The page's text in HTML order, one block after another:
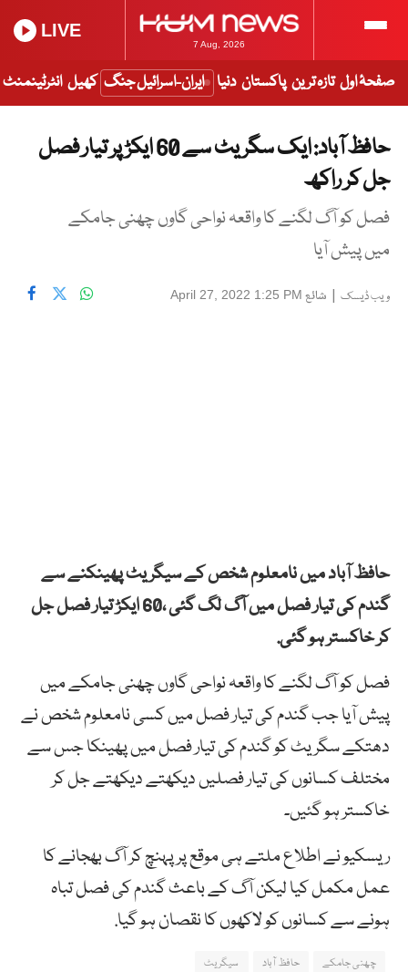
7 Aug, 2026
LIVE
صفحۂ اول تازہ ترین پاکستان دنیا ایران-اسرائیل جنگ کھیل انٹرٹینمنٹ
حافظ آباد: ایک سگریٹ سے 60 ایکڑ پر تیار فصل
جل کر راکھ
فصل کو آگ لگنے کا واقعہ نواحی گاوں چھنی جامکے
میں پیش آیا
ویب ڈیسک | شائع April 27, 2022 1:25 PM
حافظ آباد میں نامعلوم شخص کے سیگریٹ پھینکنے سے
گندم کی تیار فصل میں آگ لگ گئی ،60 ایکڑ تیار فصل جل
کر خاکستر ہو گئی.
فصل کو آگ لگنے کا واقعہ نواحی گاوں چھنی جامکے میں
پیش آیا جب گندم کی تیار فصل میں کسی نامعلوم شخص نے
دھتکے سگریٹ کو گندم کی تیار فصل میں پھینکا جس سے
مختلف کسانوں کی تیار فصلیں دیکھتے دیکھتے جل کر
خاکستر ہو گئیں۔
ریسکیو نے اطلاع ملتے ہی موقع پر پہنچ کر آگ بھجانے کا
عمل مکمل کیا لیکن آگ کے باعث گندم کی فصل تباہ
ہونے سے کسانوں کو لاکھوں کا نقصان ہو گیا.
چھنی جامکے حافظ آباد سیگریٹ